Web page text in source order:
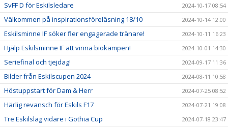
SvFF D för Eskilsledare 2024-10-17 08:54
Välkommen på inspirationsföreläsning 18/10 2024-10-14 12:00
Eskilsminne IF söker fler engagerade tränare! 2024-10-11 16:23
Hjälp Eskilsminne IF att vinna biokampen! 2024-10-01 14:30
Seriefinal och tjejdag! 2024-09-17 11:36
Bilder från Eskilscupen 2024 2024-08-11 10:58
Höstuppstart för Dam & Herr 2024-07-25 08:52
Härlig revansch för Eskils F17 2024-07-21 19:08
Tre Eskilslag vidare i Gothia Cup 2024-07-18 23:47